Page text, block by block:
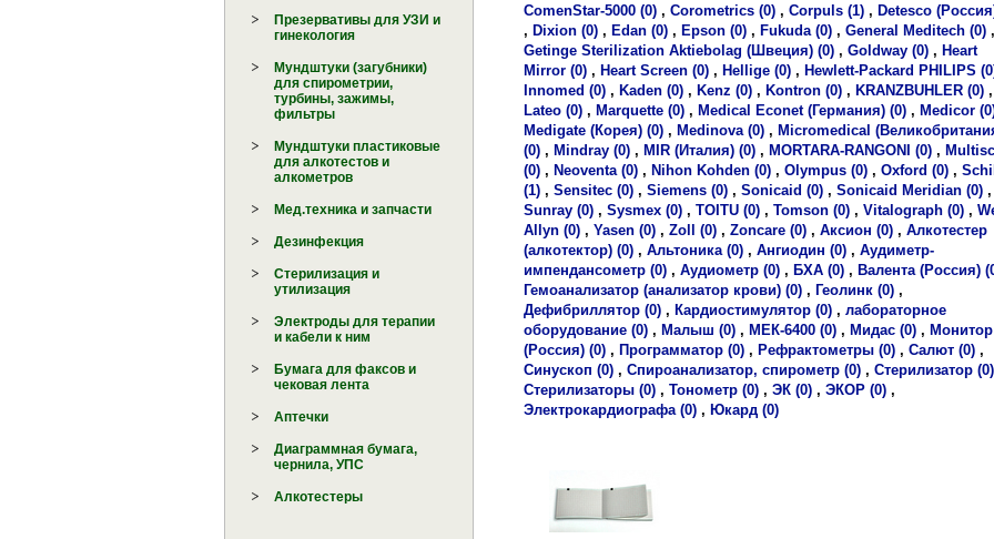
Презервативы для УЗИ и
гинекология
Мундштуки (загубники)
для спирометрии,
турбины, зажимы,
фильтры
Мундштуки пластиковые
для алкотестов и
алкометров
Мед.техника и запчасти
Дезинфекция
Стерилизация и
утилизация
Электроды для терапии
и кабели к ним
Бумага для факсов и
чековая лента
Аптечки
Диаграммная бумага,
чернила, УПС
Алкотестеры
ComenStar-5000 (0) , Corometrics (0) , Corpuls (1) , Detesco
, Dixion (0) , Edan (0) , Epson (0) , Fukuda (0) , General Meditech (0) ,
Getinge Sterilization Aktiebolag (Швеция) (0) , Goldway (0) , Heart
Mirror (0) , Heart Screen (0) , Hellige (0) , Hewlett-Packard PHILIPS
Innomed (0) , Kaden (0) , Kenz (0) , Kontron (0) , KRANZBUHLER (0) ,
Lateo (0) , Marquette (0) , Medical Econet (Германия) (0) , Medicor
Medigate (Корея) (0) , Medinova (0) , Micromedical
(0) , Mindray (0) , MIR (Италия) (0) , MORTARA-RANGONI (0) ,
(0) , Neoventa (0) , Nihon Kohden (0) , Olympus (0) , Oxford (0) ,
(1) , Sensitec (0) , Siemens (0) , Sonicaid (0) , Sonicaid Meridian (0) ,
Sunray (0) , Sysmex (0) , TOITU (0) , Tomson (0) , Vitalograph (0) ,
Allyn (0) , Yasen (0) , Zoll (0) , Zoncare (0) , Аксион (0) , Алкотестер
(алкотектор) (0) , Альтоника (0) , Ангиодин (0) , Аудиметр-
импендансометр (0) , Аудиометр (0) , БХА (0) , Валента (Россия)
Гемоанализатор (анализатор крови) (0) , Геолинк (0) ,
Дефибриллятор (0) , Кардиостимулятор (0) , лабораторное
оборудование (0) , Малыш (0) , МЕК-6400 (0) , Мидас (0) , Монитор
(Россия) (0) , Программатор (0) , Рефрактометры (0) , Салют (0) ,
Синускоп (0) , Спироанализатор, спирометр (0) , Стерилизатор (0)
Стерилизаторы (0) , Тонометр (0) , ЭК (0) , ЭКОР (0) ,
Электрокардиографа (0) , Юкард (0)